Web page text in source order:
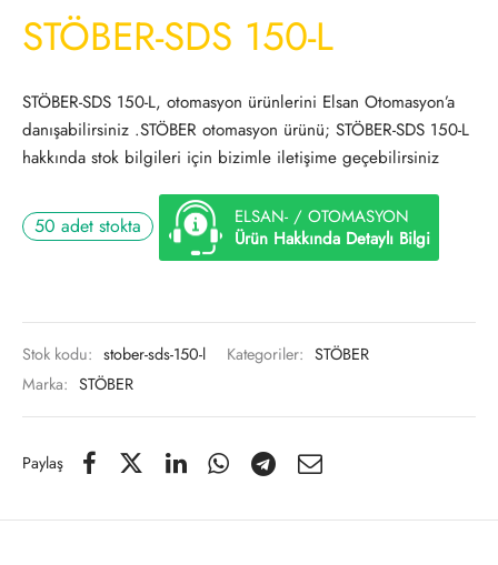
STÖBER-SDS 150-L
STÖBER-SDS 150-L, otomasyon ürünlerini Elsan Otomasyon’a
danışabilirsiniz .STÖBER otomasyon ürünü; STÖBER-SDS 150-L
hakkında stok bilgileri için bizimle iletişime geçebilirsiniz
50 adet stokta
ELSAN- / OTOMASYON
Ürün Hakkında Detaylı Bilgi
Stok kodu: stober-sds-150-l Kategoriler: STÖBER
Marka: STÖBER
Paylaş